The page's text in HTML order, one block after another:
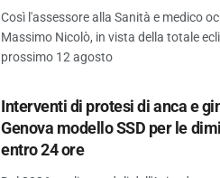
Così l'assessore alla Sanità e medico
Massimo Nicolò, in vista della totale
prossimo 12 agosto
Interventi di protesi di anca e
Genova modello SSD per le
entro 24 ore